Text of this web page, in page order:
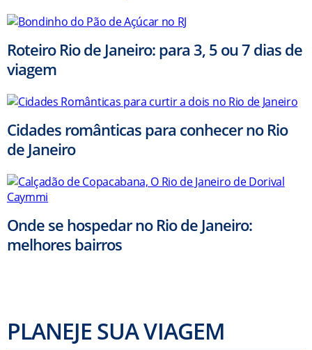
Roteiro Rio de Janeiro: para 3, 5 ou 7 dias de
viagem
Cidades românticas para conhecer no Rio
de Janeiro
Onde se hospedar no Rio de Janeiro:
melhores bairros
PLANEJE SUA VIAGEM